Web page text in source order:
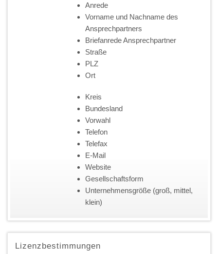
Anrede
Vorname und Nachname des
Ansprechpartners
Briefanrede Ansprechpartner
Straße
PLZ
Ort
Kreis
Bundesland
Vorwahl
Telefon
Telefax
E-Mail
Website
Gesellschaftsform
Unternehmensgröße (groß, mittel,
klein)
Lizenzbestimmungen